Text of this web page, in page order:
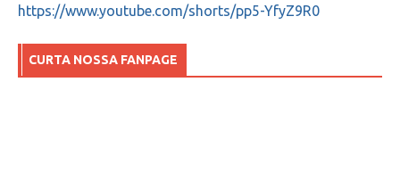
https://www.youtube.com/shorts/pp5-YfyZ9R0
CURTA NOSSA FANPAGE